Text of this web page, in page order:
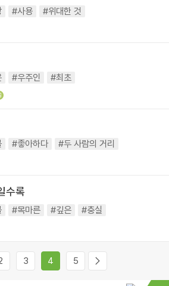
#사용 #위대한 것
#우주인 #최초
#좋아하다 #두 사람의 거리
수록
#목마른 #깊은 #충실
3 4 5